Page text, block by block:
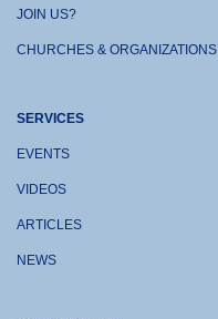
JOIN US?
CHURCHES & ORGANIZATIONS
SERVICES
EVENTS
VIDEOS
ARTICLES
NEWS